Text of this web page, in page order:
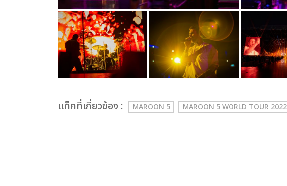
เเท็กที่เกี่ยวข้อง : MAROON 5 MAROON 5 WORLD TOUR 2022